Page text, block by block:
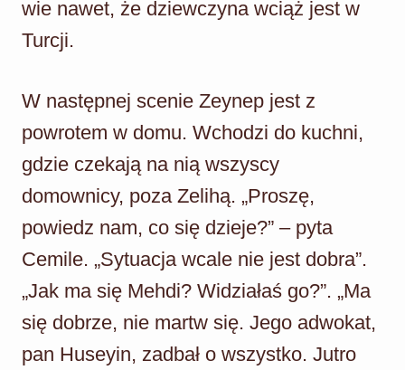
wie nawet, że dziewczyna wciąż jest w
Turcji.
W następnej scenie Zeynep jest z
powrotem w domu. Wchodzi do kuchni,
gdzie czekają na nią wszyscy
domownicy, poza Zelihą. „Proszę,
powiedz nam, co się dzieje?” – pyta
Cemile. „Sytuacja wcale nie jest dobra”.
„Jak ma się Mehdi? Widziałaś go?”. „Ma
się dobrze, nie martw się. Jego adwokat,
pan Huseyin, zadbał o wszystko. Jutro